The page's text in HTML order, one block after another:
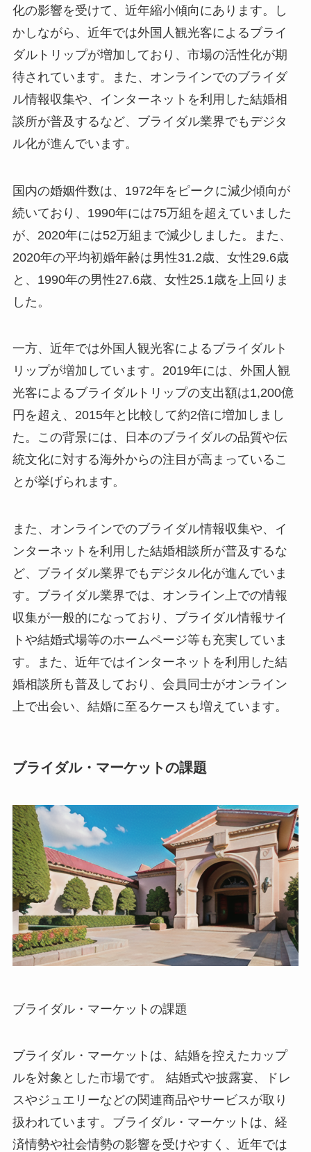
化の影響を受けて、近年縮小傾向にあります。し
かしながら、近年では外国人観光客によるブライ
ダルトリップが増加しており、市場の活性化が期
待されています。また、オンラインでのブライダ
ル情報収集や、インターネットを利用した結婚相
談所が普及するなど、ブライダル業界でもデジタ
ル化が進んでいます。
国内の婚姻件数は、1972年をピークに減少傾向が
続いており、1990年には75万組を超えていました
が、2020年には52万組まで減少しました。また、
2020年の平均初婚年齢は男性31.2歳、女性29.6歳
と、1990年の男性27.6歳、女性25.1歳を上回りま
した。
一方、近年では外国人観光客によるブライダルト
リップが増加しています。2019年には、外国人観
光客によるブライダルトリップの支出額は1,200億
円を超え、2015年と比較して約2倍に増加しまし
た。この背景には、日本のブライダルの品質や伝
統文化に対する海外からの注目が高まっているこ
とが挙げられます。
また、オンラインでのブライダル情報収集や、イ
ンターネットを利用した結婚相談所が普及するな
ど、ブライダル業界でもデジタル化が進んでいま
す。ブライダル業界では、オンライン上での情報
収集が一般的になっており、ブライダル情報サイ
トや結婚式場等のホームページ等も充実していま
す。また、近年ではインターネットを利用した結
婚相談所も普及しており、会員同士がオンライン
上で出会い、結婚に至るケースも増えています。
ブライダル・マーケットの課題
ブライダル・マーケットの課題
ブライダル・マーケットは、結婚を控えたカップ
ルを対象とした市場です。
結婚式や披露宴、ドレ
スやジュエリーなどの関連商品やサービスが取り
扱われています。ブライダル・マーケットは、経
済情勢や社会情勢の影響を受けやすく、近年では